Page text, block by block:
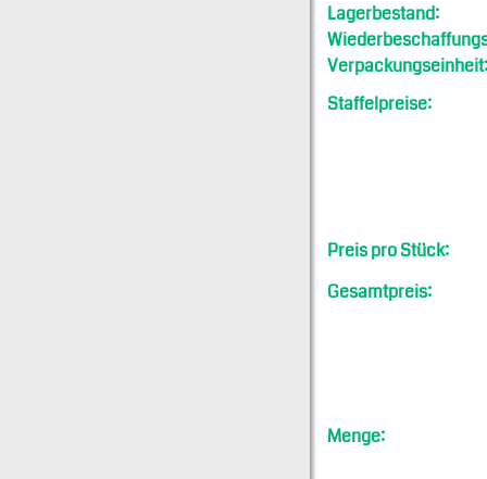
Lagerbestand:
Verpackungseinheit:
Staffelpreise:
Preis pro Stück:
Gesamtpreis:
Menge: